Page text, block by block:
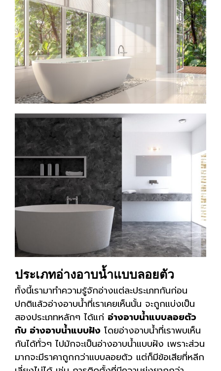
ประเภทอ่างอาบน้ำแบบลอยตัว
ทั้งนี้เรามาทำความรู้จักอ่างแต่ละประเภทกันก่อน
ปกติแล้วอ่างอาบน้ำที่เราเคยเห็นนั้น จะถูกแบ่งเป็น
สองประเภทหลักๆ ได้แก่ อ่างอาบน้ำแบบลอยตัว
กับ อ่างอาบน้ำแบบฝัง โดยอ่างอาบน้ำที่เราพบเห็น
กันได้ทั่วๆ ไปมักจะเป็นอ่างอาบน้ำแบบฝัง เพราะส่วน
มากจะมีราคาถูกกว่าแบบลอยตัว แต่ก็มีข้อเสียที่หลีก